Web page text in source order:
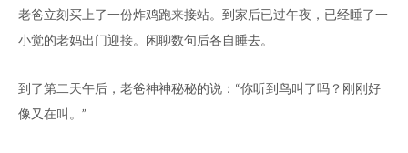
老爸立刻买上了一份炸鸡跑来接站。到家后已过午夜，已经睡了一
小觉的老妈出门迎接。闲聊数句后各自睡去。
到了第二天午后，老爸神神秘秘的说：“你听到鸟叫了吗？刚刚好
像又在叫。”